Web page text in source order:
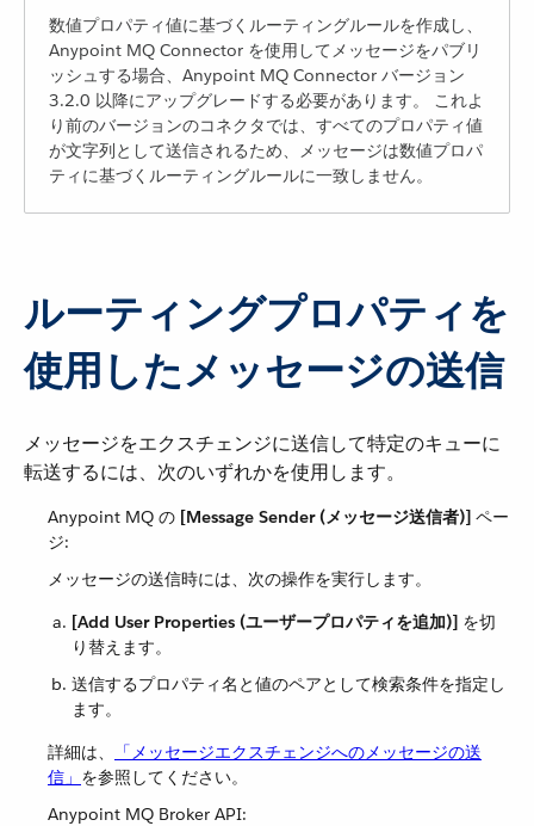
数値プロパティ値に基づくルーティングルールを作成し、
Anypoint MQ Connector を使用してメッセージをパブリ
ッシュする場合、Anypoint MQ Connector バージョン
3.2.0 以降にアップグレードする必要があります。 これよ
り前のバージョンのコネクタでは、すべてのプロパティ値
が文字列として送信されるため、メッセージは数値プロパ
ティに基づくルーティングルールに一致しません。
ルーティングプロパティを
使用したメッセージの送信
メッセージをエクスチェンジに送信して特定のキューに
転送するには、次のいずれかを使用します。
Anypoint MQ の ​ [Message Sender (メッセージ送信者)] ​ ペー
ジ:
メッセージの送信時には、次の操作を実行します。
[Add User Properties (ユーザープロパティを追加)] ​ を切
り替えます。
送信するプロパティ名と値のペアとして検索条件を指定し
ます。
詳細は、​
「メッセージエクスチェンジへのメッセージの送
信」 ​を参照してください。
Anypoint MQ Broker API: